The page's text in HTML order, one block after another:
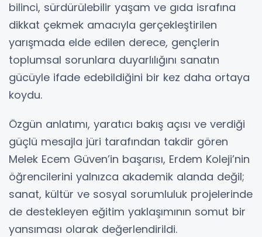
bilinci, sürdürülebilir yaşam ve gıda israfına
dikkat çekmek amacıyla gerçekleştirilen
yarışmada elde edilen derece, gençlerin
toplumsal sorunlara duyarlılığını sanatın
gücüyle ifade edebildiğini bir kez daha ortaya
koydu.
Özgün anlatımı, yaratıcı bakış açısı ve verdiği
güçlü mesajla jüri tarafından takdir gören
Melek Ecem Güven’in başarısı, Erdem Koleji’nin
öğrencilerini yalnızca akademik alanda değil;
sanat, kültür ve sosyal sorumluluk projelerinde
de destekleyen eğitim yaklaşımının somut bir
yansıması olarak değerlendirildi.